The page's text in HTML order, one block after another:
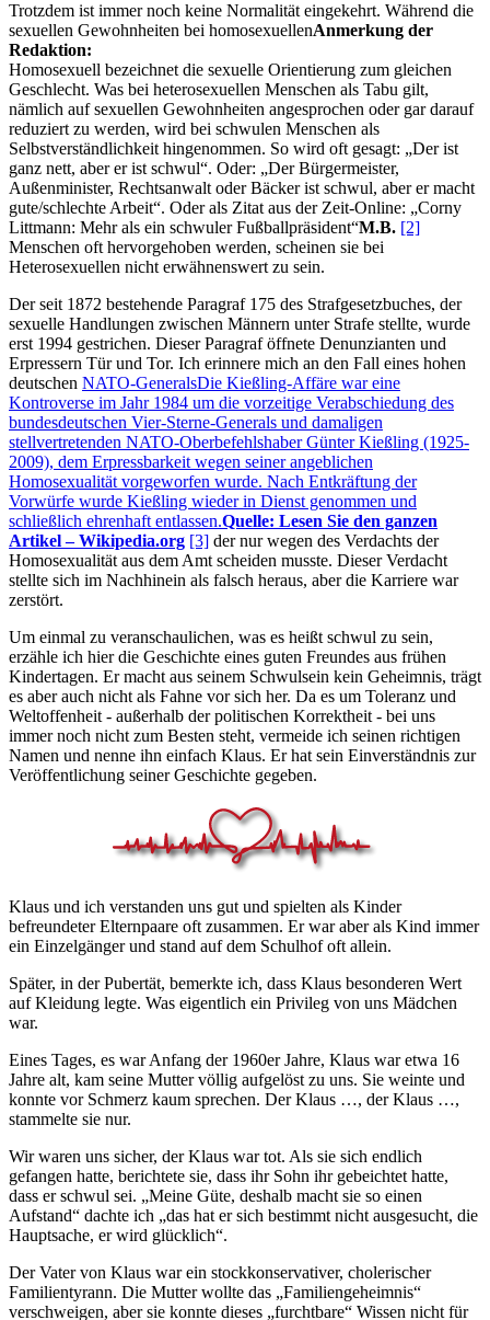
Trotzdem ist immer noch keine Normalität eingekehrt. Während die
sexuellen Gewohnheiten bei homosexuellenAnmerkung der
Redaktion:
Homosexuell bezeichnet die sexuelle Orientierung zum gleichen
Geschlecht. Was bei heterosexuellen Menschen als Tabu gilt,
nämlich auf sexuellen Gewohnheiten angesprochen oder gar darauf
reduziert zu werden, wird bei schwulen Menschen als
Selbstverständlichkeit hingenommen. So wird oft gesagt:
Der ist
ganz nett, aber er ist schwul . Oder:
Der Bürgermeister,
Außenminister, Rechtsanwalt oder Bäcker ist schwul, aber er macht
gute/schlechte Arbeit . Oder als Zitat aus der Zeit-Online:
Corny
Littmann: Mehr als ein schwuler Fußballpräsident M.B. [2]
Menschen oft hervorgehoben werden, scheinen sie bei
Heterosexuellen nicht erwähnenswert zu sein.
Der seit 1872 bestehende Paragraf 175 des Strafgesetzbuches, der
sexuelle Handlungen zwischen Männern unter Strafe stellte, wurde
erst 1994 gestrichen. Dieser Paragraf öffnete Denunzianten und
Erpressern Tür und Tor. Ich erinnere mich an den Fall eines hohen
deutschen NATO-GeneralsDie Kießling-Affäre war eine
Kontroverse im Jahr 1984 um die vorzeitige Verabschiedung des
bundesdeutschen Vier-Sterne-Generals und damaligen
stellvertretenden NATO-Oberbefehlshaber Günter Kießling (1925-
2009), dem Erpressbarkeit wegen seiner angeblichen
Homosexualität vorgeworfen wurde. Nach Entkräftung der
Vorwürfe wurde Kießling wieder in Dienst genommen und
schließlich ehrenhaft entlassen.Quelle: Lesen Sie den ganzen
Artikel – Wikipedia.org [3] der nur wegen des Verdachts der
Homosexualität aus dem Amt scheiden musste. Dieser Verdacht
stellte sich im Nachhinein als falsch heraus, aber die Karriere war
zerstört.
Um einmal zu veranschaulichen, was es heißt schwul zu sein,
erzähle ich hier die Geschichte eines guten Freundes aus frühen
Kindertagen. Er macht aus seinem Schwulsein kein Geheimnis, trägt
es aber auch nicht als Fahne vor sich her. Da es um Toleranz und
Weltoffenheit - außerhalb der politischen Korrektheit - bei uns
immer noch nicht zum Besten steht, vermeide ich seinen richtigen
Namen und nenne ihn einfach Klaus. Er hat sein Einverständnis zur
Veröffentlichung seiner Geschichte gegeben.
Klaus und ich verstanden uns gut und spielten als Kinder
befreundeter Elternpaare oft zusammen. Er war aber als Kind immer
ein Einzelgänger und stand auf dem Schulhof oft allein.
Später, in der Pubertät, bemerkte ich, dass Klaus besonderen Wert
auf Kleidung legte. Was eigentlich ein Privileg von uns Mädchen
war.
Eines Tages, es war Anfang der 1960er Jahre, Klaus war etwa 16
Jahre alt, kam seine Mutter völlig aufgelöst zu uns. Sie weinte und
konnte vor Schmerz kaum sprechen. Der Klaus …, der Klaus …,
stammelte sie nur.
Wir waren uns sicher, der Klaus war tot. Als sie sich endlich
gefangen hatte, berichtete sie, dass ihr Sohn ihr gebeichtet hatte,
dass er schwul sei.
Meine Güte, deshalb macht sie so einen
Aufstand
dachte ich
das hat er sich bestimmt nicht ausgesucht, die
Hauptsache, er wird glücklich .
Der Vater von Klaus war ein stockkonservativer, cholerischer
Familientyrann. Die Mutter wollte das
Familiengeheimnis
verschweigen, aber sie konnte dieses
furchtbare Wissen nicht für